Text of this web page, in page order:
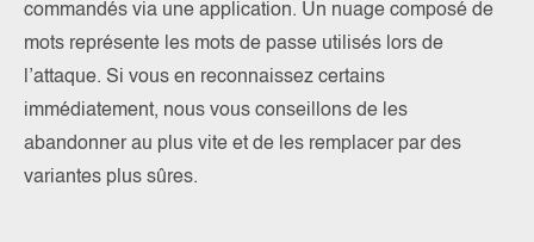
commandés via une application. Un nuage composé de
mots représente les mots de passe utilisés lors de
l’attaque. Si vous en reconnaissez certains
immédiatement, nous vous conseillons de les
abandonner au plus vite et de les remplacer par des
variantes plus sûres.